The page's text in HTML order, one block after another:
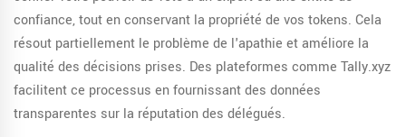
confiance, tout en conservant la propriété de vos tokens. Cela
résout partiellement le problème de l'apathie et améliore la
qualité des décisions prises. Des plateformes comme Tally.xyz
facilitent ce processus en fournissant des données
transparentes sur la réputation des délégués.